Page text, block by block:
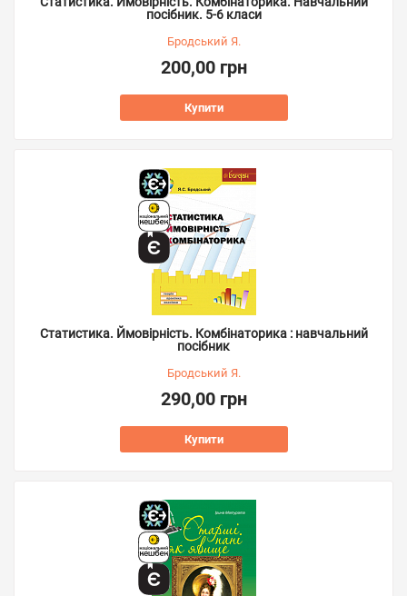
посібник. 5-6 класи
Бродський Я.
200,00 грн
Купити
Статистика. Ймовірність. Комбінаторика : навчальний
посібник
Бродський Я.
290,00 грн
Купити